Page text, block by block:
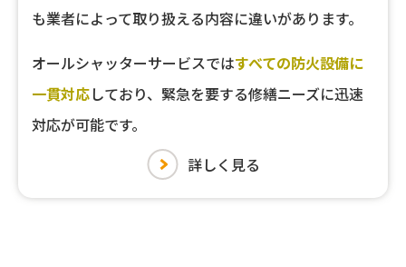
も業者によって取り扱える内容に違いがあります。
オールシャッターサービスではすべての防火設備に
一貫対応しており、緊急を要する修繕ニーズに迅速
対応が可能です。
詳しく見る